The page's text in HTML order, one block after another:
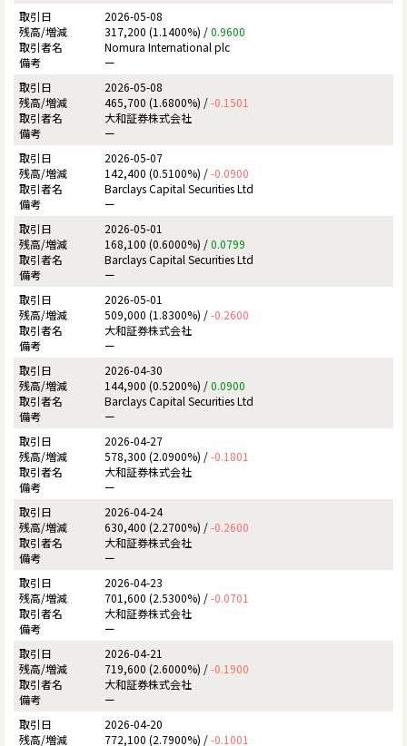
2026-05-08
317,200 (1.1400%) /0.9600
Nomura International plc
ー
2026-05-08
465,700 (1.6800%) /-0.1501
大和証券株式会社
ー
2026-05-07
142,400 (0.5100%) /-0.0900
Barclays Capital Securities Ltd
ー
2026-05-01
168,100 (0.6000%) /0.0799
Barclays Capital Securities Ltd
ー
2026-05-01
509,000 (1.8300%) /-0.2600
大和証券株式会社
ー
2026-04-30
144,900 (0.5200%) /0.0900
Barclays Capital Securities Ltd
ー
2026-04-27
578,300 (2.0900%) /-0.1801
大和証券株式会社
ー
2026-04-24
630,400 (2.2700%) /-0.2600
大和証券株式会社
ー
2026-04-23
701,600 (2.5300%) /-0.0701
大和証券株式会社
ー
2026-04-21
719,600 (2.6000%) /-0.1900
大和証券株式会社
ー
2026-04-20
772,100 (2.7900%) /-0.1001